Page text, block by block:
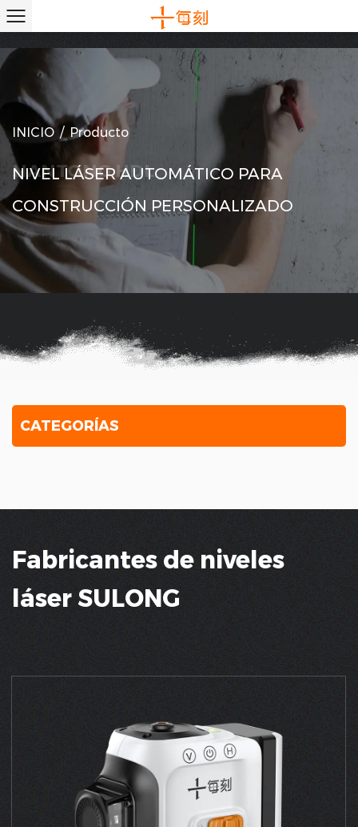
INICIO / Producto
NIVEL LÁSER AUTOMÁTICO PARA
CONSTRUCCIÓN PERSONALIZADO
CATEGORÍAS
Fabricantes de niveles
láser SULONG